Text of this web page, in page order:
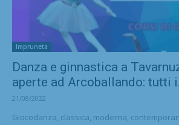
Impruneta
Danza e ginnastica a
aperte ad Arcoballando: tutti
21/08/2022
Giocodanza, classica, moderna,